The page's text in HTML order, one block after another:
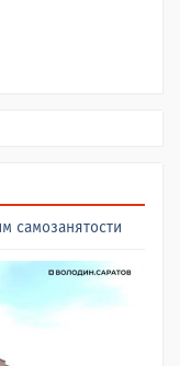
самозанятости